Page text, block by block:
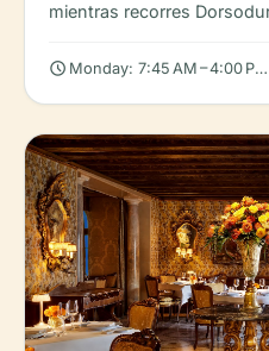
mientras recorres
schedule Monday: 7:45 AM – 4:00